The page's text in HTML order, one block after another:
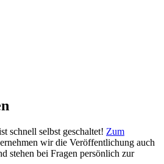
schnell selbst geschaltet! Zum
wir die Veröffentlichung auch
stehen bei Fragen persönlich zur